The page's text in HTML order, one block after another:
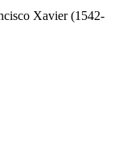
Xavier (1542-